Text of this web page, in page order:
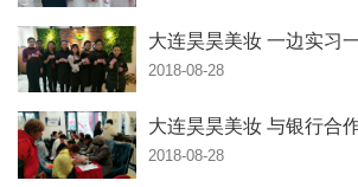
大连昊昊美妆 一边实习
2018-08-28
大连昊昊美妆 与银行合
2018-08-28